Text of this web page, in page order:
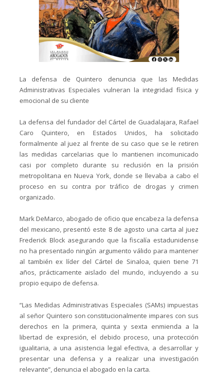
La defensa de Quintero denuncia que las Medidas
Administrativas Especiales vulneran la integridad física y
emocional de su cliente
La defensa del fundador del Cártel de Guadalajara, Rafael
Caro Quintero, en Estados Unidos, ha solicitado
formalmente al juez al frente de su caso que se le retiren
las medidas carcelarias que lo mantienen incomunicado
casi por completo durante su reclusión en la prisión
metropolitana en Nueva York, donde se llevaba a cabo el
proceso en su contra por tráfico de drogas y crimen
organizado.
Mark DeMarco, abogado de oficio que encabeza la defensa
del mexicano, presentó este 8 de agosto una carta al juez
Frederick Block asegurando que la fiscalía estadunidense
no ha presentado ningún argumento válido para mantener
al también ex líder del Cártel de Sinaloa, quien tiene 71
años, prácticamente aislado del mundo, incluyendo a su
propio equipo de defensa.
“Las Medidas Administrativas Especiales (SAMs) impuestas
al señor Quintero son constitucionalmente impares con sus
derechos en la primera, quinta y sexta enmienda a la
libertad de expresión, el debido proceso, una protección
igualitaria, a una asistencia legal efectiva, a desarrollar y
presentar una defensa y a realizar una investigación
relevante”, denuncia el abogado en la carta.